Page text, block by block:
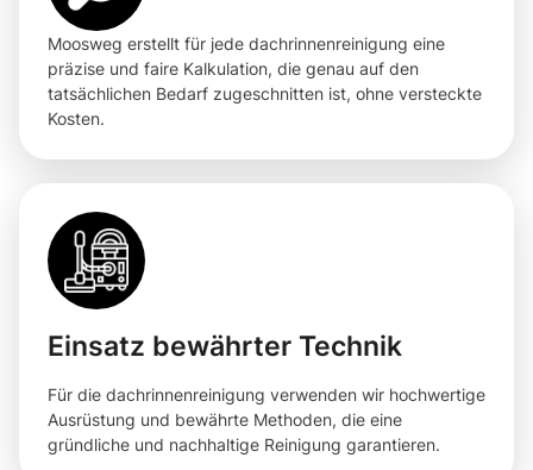
Moosweg erstellt für jede dachrinnenreinigung eine
präzise und faire Kalkulation, die genau auf den
tatsächlichen Bedarf zugeschnitten ist, ohne versteckte
Kosten.
Einsatz bewährter Technik
Für die dachrinnenreinigung verwenden wir hochwertige
Ausrüstung und bewährte Methoden, die eine
gründliche und nachhaltige Reinigung garantieren.